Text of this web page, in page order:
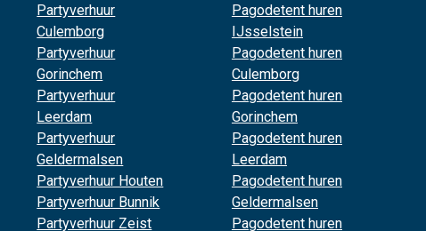
Partyverhuur
Culemborg
Partyverhuur
Gorinchem
Partyverhuur
Leerdam
Partyverhuur
Geldermalsen
Partyverhuur Houten
Partyverhuur Bunnik
Partyverhuur Zeist
Pagodetent huren
IJsselstein
Pagodetent huren
Culemborg
Pagodetent huren
Gorinchem
Pagodetent huren
Leerdam
Pagodetent huren
Geldermalsen
Pagodetent huren